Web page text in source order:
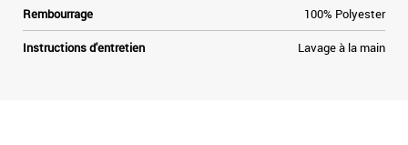
Rembourrage 100% Polyester
Instructions d'entretien Lavage à la main